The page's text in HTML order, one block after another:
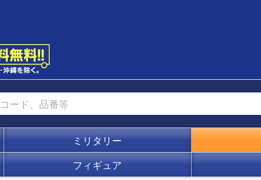
ミリタリー
フィギュア